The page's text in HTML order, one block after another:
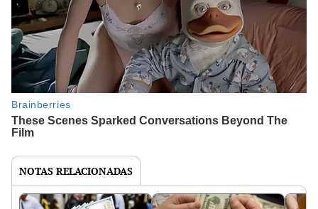
NOTAS RELACIONADAS